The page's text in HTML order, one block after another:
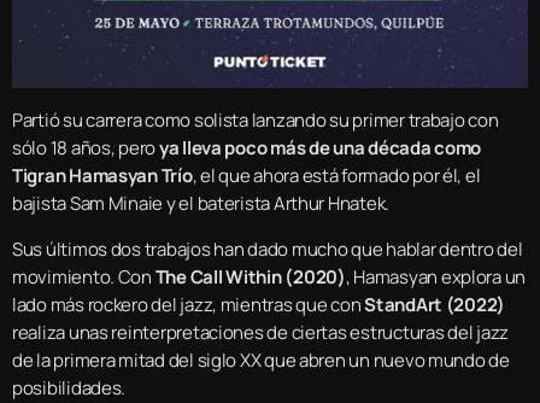
Partió su carrera como solista lanzando su primer trabajo con
sólo 18 años, peroya lleva poco más de una década como
Tigran Hamasyan Trío, el que ahora está formado por él, el
bajista Sam Minaie y el baterista Arthur Hnatek.
Sus últimos dos trabajos han dado mucho que hablar dentro del
movimiento. ConThe Call Within (2020), Hamasyan explora un
lado más rockero del jazz, mientras que conStandArt (2022)
realiza unas reinterpretaciones de ciertas estructuras del jazz
de la primera mitad del siglo XX que abren un nuevo mundo de
posibilidades.